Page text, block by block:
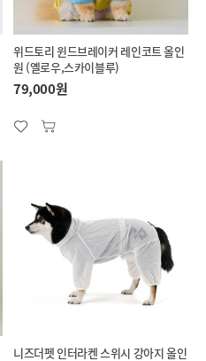
위드토리 윈드브레이커 레인코트 올인
원 (옐로우,스카이블루)
79,000원
니즈더펫 인터라켄 스위시 강아지 올인